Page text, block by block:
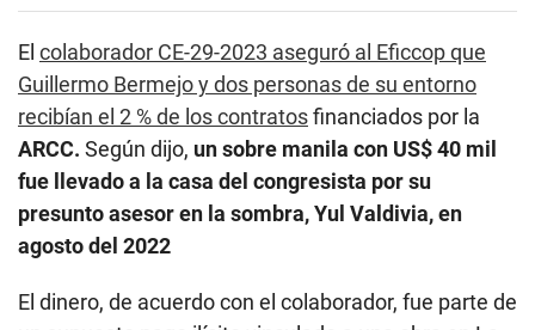
fue llevado a la casa del congresista por su
presunto asesor en la sombra, Yul Valdivia, en
agosto del 2022
El dinero, de acuerdo con el colaborador, fue parte de
un supuesto pago ilícito vinculado a una obra en La
Unión. Sin embargo, añadió que el legislador no
recibió el dinero, sino que le indicó que se lo diera a
Jaime Jara, trabajador de su despacho
parlamentario.